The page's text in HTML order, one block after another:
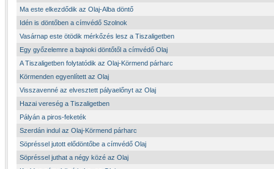
Ma este elkezdődik az Olaj-Alba döntő
Idén is döntőben a címvédő Szolnok
Vasárnap este ötödik mérkőzés lesz a Tiszaligetben
Egy győzelemre a bajnoki döntőtől a címvédő Olaj
A Tiszaligetben folytatódik az Olaj-Körmend párharc
Körmenden egyenlített az Olaj
Visszavenné az elvesztett pályaelőnyt az Olaj
Hazai vereség a Tiszaligetben
Pályán a piros-feketék
Szerdán indul az Olaj-Körmend párharc
Söpréssel jutott elődöntőbe a címvédő Olaj
Söpréssel juthat a négy közé az Olaj